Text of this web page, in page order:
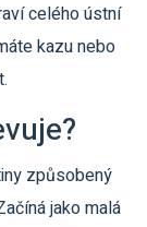
celého ústní
kazu nebo
způsobený
jako malá